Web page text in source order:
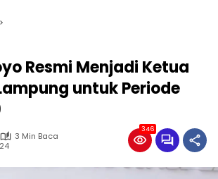
Resmi Menjadi Ketua
untuk Periode
3 Min Baca
346